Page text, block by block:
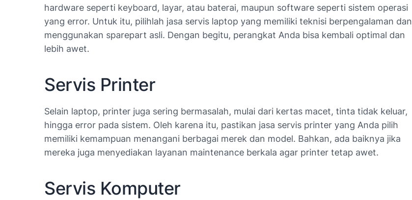
hardware seperti keyboard, layar, atau baterai, maupun software seperti sistem operasi
yang error. Untuk itu, pilihlah jasa servis laptop yang memiliki teknisi berpengalaman dan
menggunakan sparepart asli. Dengan begitu, perangkat Anda bisa kembali optimal dan
lebih awet.
Servis Printer
Selain laptop, printer juga sering bermasalah, mulai dari kertas macet, tinta tidak keluar,
hingga error pada sistem. Oleh karena itu, pastikan jasa servis printer yang Anda pilih
memiliki kemampuan menangani berbagai merek dan model. Bahkan, ada baiknya jika
mereka juga menyediakan layanan maintenance berkala agar printer tetap awet.
Servis Komputer